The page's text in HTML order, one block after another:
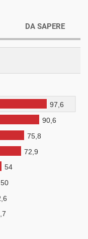
DA SAPERE